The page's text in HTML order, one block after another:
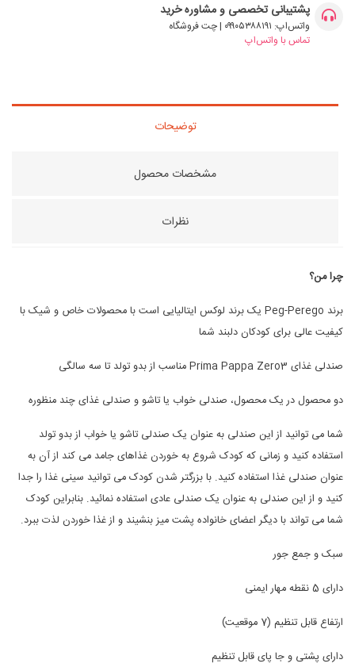
پشتیبانی تخصصی و مشاوره خرید
واتس‌اپ: ۰۹۹۰۵۳۸۸۱۹۱ | چت فروشگاه
تماس با واتس‌اپ
توضیحات
مشخصات محصول
نظرات
چرا من؟
برند Peg-Perego یک برند لوکس ایتالیایی است با محصولات خاص و شیک با
کیفیت عالی برای کودکان دلبند شما
صندلی غذای Prima Pappa Zero3 مناسب از بدو تولد تا سه سالگی
دو محصول در یک محصول، صندلی خواب یا تاشو و صندلی غذای چند منظوره
شما می توانید از این صندلی به عنوان یک صندلی تاشو یا خواب از بدو تولد
استفاده کنید و زمانی که کودک شروع به خوردن غذاهای جامد می کند از آن به
عنوان صندلی غذا استفاده کنید. با بزرگتر شدن کودک می توانید سینی غذا را جدا
کنید و از این صندلی به عنوان یک صندلی عادی استفاده نمائید. بنابراین کودک
شما می تواند با دیگر اعضای خانواده پشت میز بنشیند و از غذا خوردن لذت ببرد.
سبک و جمع جور
دارای 5 نقطه مهار ایمنی
ارتفاع قابل تنظیم (7 موقعیت)
دارای پشتی و جا پای قابل تنظیم